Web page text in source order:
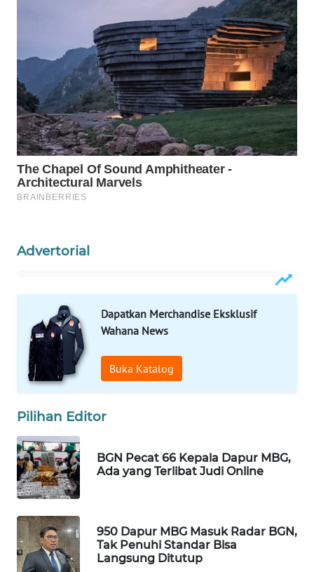
Advertorial
Dapatkan Merchandise Eksklusif
Wahana News
Buka Katalog
Pilihan Editor
BGN Pecat 66 Kepala Dapur MBG,
Ada yang Terlibat Judi Online
950 Dapur MBG Masuk Radar BGN,
Tak Penuhi Standar Bisa
Langsung Ditutup
WAHANA
WAHANA
PERSONA
WAHANA
OTOMOTIF
LAPAK
WAHANA
Wahana
KONSUMEN
LISTRIK
MASYARAKAT
WALINKI
ID